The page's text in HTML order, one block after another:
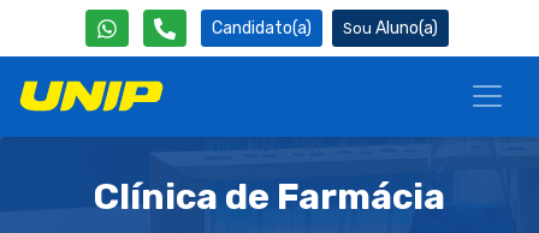
Candidato(a) Aluno(a)
Clínica de Farmácia